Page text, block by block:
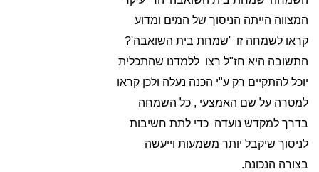
המצווה הייתה הניסוך של המים ומדוע
קראו לשמחה זו 'שמחת בית השואבה'?
התשובה היא חז"ל רצו ללמדנו שהתכלית
יוכל להתקיים רק ע"י הכנה נעלה ולכן קראו
למטרה על שם האמצעי , כל השמחה
בדרך למקדש נועדה כדי לתת חשיבות
לניסוך שיקבל יותר משמעות וייעשה
בצורה הנכונה.